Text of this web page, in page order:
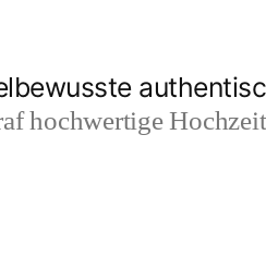
hochwertige